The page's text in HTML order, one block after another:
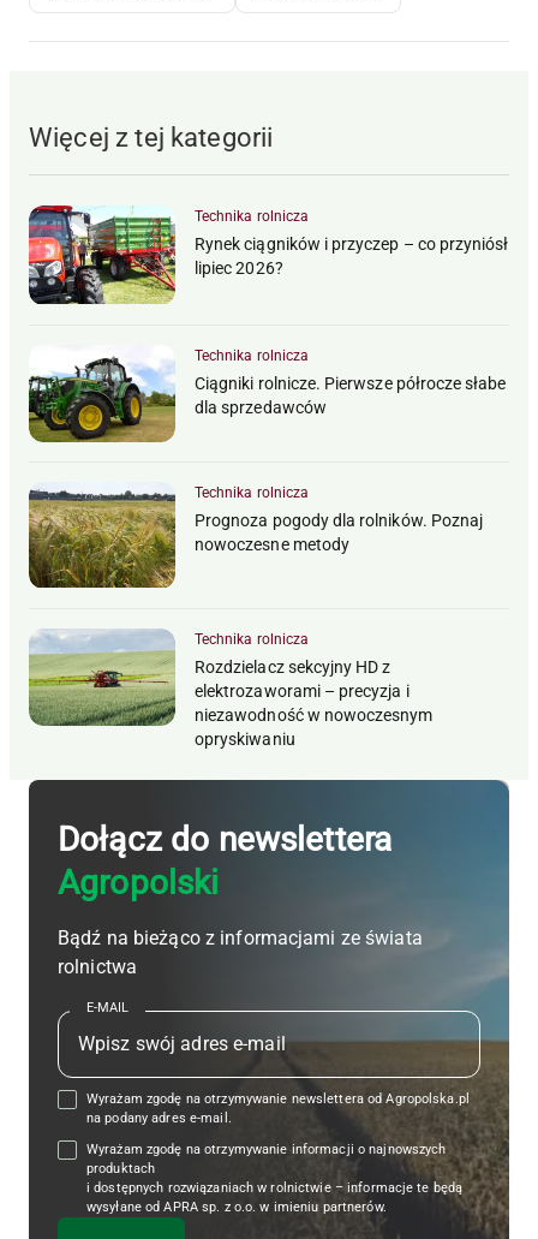
Więcej z tej kategorii
Technika rolnicza
Rynek ciągników i przyczep – co przyniósł
lipiec 2026?
Technika rolnicza
Ciągniki rolnicze. Pierwsze półrocze słabe
dla sprzedawców
Technika rolnicza
Prognoza pogody dla rolników. Poznaj
nowoczesne metody
Technika rolnicza
Rozdzielacz sekcyjny HD z
elektrozaworami – precyzja i
niezawodność w nowoczesnym
opryskiwaniu
Dołącz do newslettera
Agropolski
Bądź na bieżąco z informacjami ze świata
rolnictwa
E-MAIL
Wyrażam zgodę na otrzymywanie newslettera od Agropolska.pl
na podany adres e-mail.
Wyrażam zgodę na otrzymywanie informacji o najnowszych
produktach
i dostępnych rozwiązaniach w rolnictwie – informacje te będą
wysyłane od APRA sp. z o.o. w imieniu partnerów.